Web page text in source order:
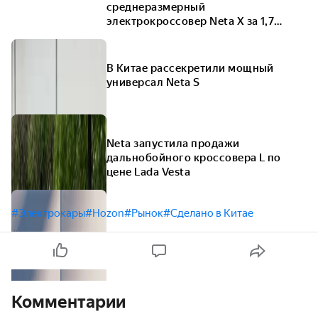
среднеразмерный
электрокроссовер Neta X за 1,7
В Китае рассекретили мощный
универсал Neta S
Neta запустила продажи
дальнобойного кроссовера L по
цене Lada Vesta
#Электрокары#Hozon#Рынок#Сделано в Китае
Комментарии